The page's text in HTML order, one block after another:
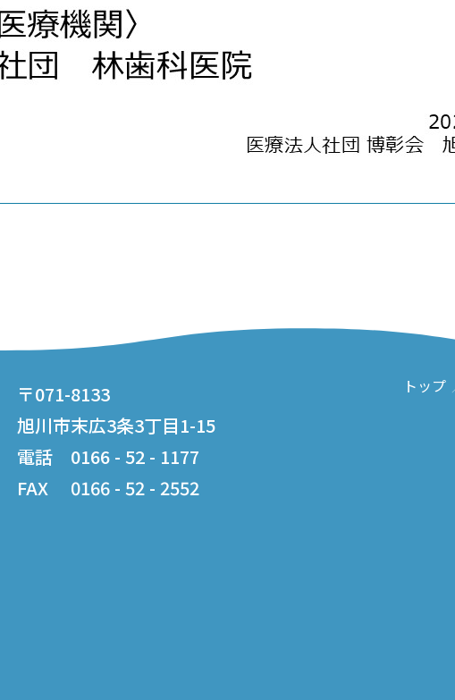
〒071-8133
旭川市末広3条3丁目1-15
電話 0166 - 52 - 1177
FAX 0166 - 52 - 2552
トップ